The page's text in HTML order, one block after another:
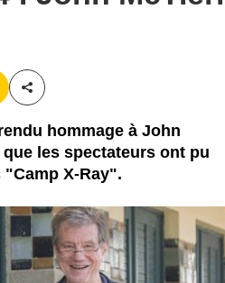
Partager cet article
hommage à John
les spectateurs ont pu
X-Ray".